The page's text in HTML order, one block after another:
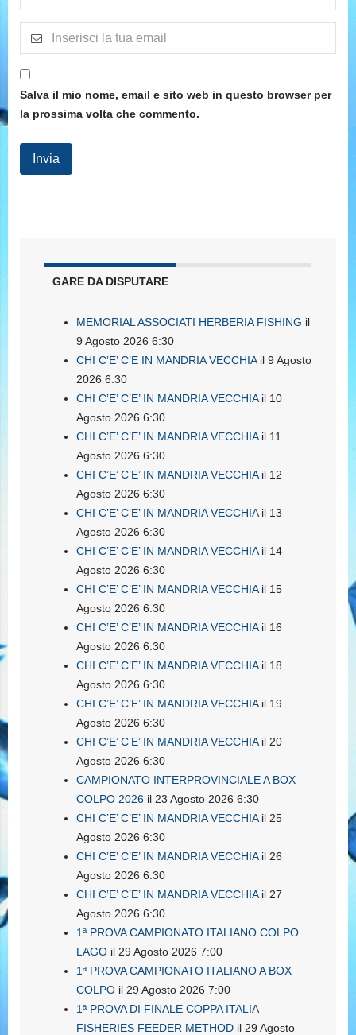
Salva il mio nome, email e sito web in questo browser per
la prossima volta che commento.
GARE DA DISPUTARE
MEMORIAL ASSOCIATI HERBERIA FISHING il
9 Agosto 2026 6:30
CHI C’E’ C’E IN MANDRIA VECCHIAil 9 Agosto
2026 6:30
CHI C’E’ C’E’ IN MANDRIA VECCHIAil 10
Agosto 2026 6:30
CHI C’E’ C’E’ IN MANDRIA VECCHIAil 11
Agosto 2026 6:30
CHI C’E’ C’E’ IN MANDRIA VECCHIAil 12
Agosto 2026 6:30
CHI C’E’ C’E’ IN MANDRIA VECCHIAil 13
Agosto 2026 6:30
CHI C’E’ C’E’ IN MANDRIA VECCHIAil 14
Agosto 2026 6:30
CHI C’E’ C’E’ IN MANDRIA VECCHIAil 15
Agosto 2026 6:30
CHI C’E’ C’E’ IN MANDRIA VECCHIAil 16
Agosto 2026 6:30
CHI C’E’ C’E’ IN MANDRIA VECCHIAil 18
Agosto 2026 6:30
CHI C’E’ C’E’ IN MANDRIA VECCHIAil 19
Agosto 2026 6:30
CHI C’E’ C’E’ IN MANDRIA VECCHIAil 20
Agosto 2026 6:30
CAMPIONATO INTERPROVINCIALE A BOX
COLPO 2026 il 23 Agosto 2026 6:30
CHI C’E’ C’E’ IN MANDRIA VECCHIAil 25
Agosto 2026 6:30
CHI C’E’ C’E’ IN MANDRIA VECCHIAil 26
Agosto 2026 6:30
CHI C’E’ C’E’ IN MANDRIA VECCHIAil 27
Agosto 2026 6:30
1ª PROVA CAMPIONATO ITALIANO COLPO
LAGO il 29 Agosto 2026 7:00
1ª PROVA CAMPIONATO ITALIANO A BOX
COLPO il 29 Agosto 2026 7:00
1ª PROVA DI FINALE COPPA ITALIA
FISHERIES FEEDER METHOD il 29 Agosto